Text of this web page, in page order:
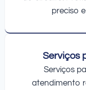
preciso
Serviços
Serviços
atendimento